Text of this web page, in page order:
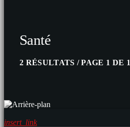
Santé
2 RÉSULTATS / PAGE 1 DE 1
insert_link